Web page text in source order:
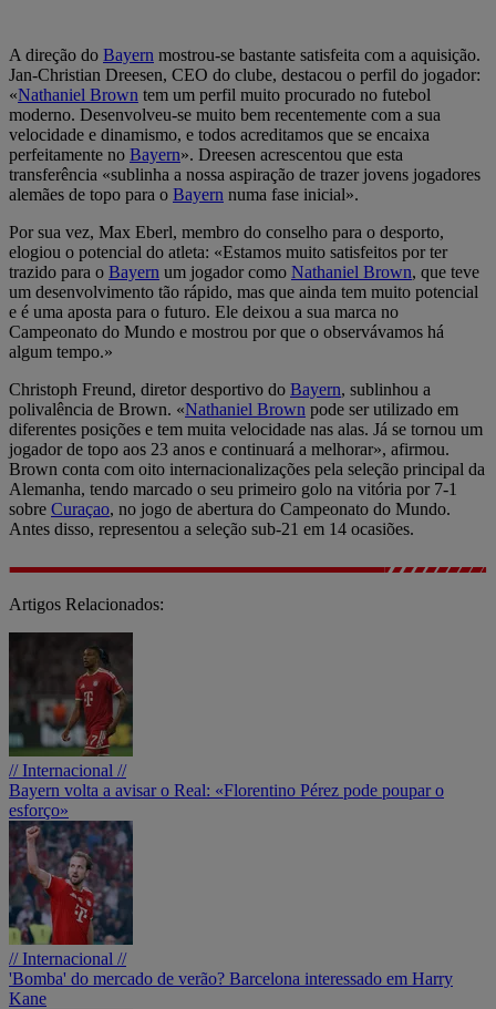
A direção do Bayern mostrou-se bastante satisfeita com a aquisição.
Jan-Christian Dreesen, CEO do clube, destacou o perfil do jogador:
«Nathaniel Brown tem um perfil muito procurado no futebol
moderno. Desenvolveu-se muito bem recentemente com a sua
velocidade e dinamismo, e todos acreditamos que se encaixa
perfeitamente no Bayern». Dreesen acrescentou que esta
transferência «sublinha a nossa aspiração de trazer jovens jogadores
alemães de topo para o Bayern numa fase inicial».
Por sua vez, Max Eberl, membro do conselho para o desporto,
elogiou o potencial do atleta: «Estamos muito satisfeitos por ter
trazido para o Bayern um jogador como Nathaniel Brown, que teve
um desenvolvimento tão rápido, mas que ainda tem muito potencial
e é uma aposta para o futuro. Ele deixou a sua marca no
Campeonato do Mundo e mostrou por que o observávamos há
algum tempo.»
Christoph Freund, diretor desportivo do Bayern, sublinhou a
polivalência de Brown. «Nathaniel Brown pode ser utilizado em
diferentes posições e tem muita velocidade nas alas. Já se tornou um
jogador de topo aos 23 anos e continuará a melhorar», afirmou.
Brown conta com oito internacionalizações pela seleção principal da
Alemanha, tendo marcado o seu primeiro golo na vitória por 7-1
sobre Curaçao, no jogo de abertura do Campeonato do Mundo.
Antes disso, representou a seleção sub-21 em 14 ocasiões.
Artigos Relacionados:
// Internacional //
Bayern volta a avisar o Real: «Florentino Pérez pode poupar o
esforço»
// Internacional //
'Bomba' do mercado de verão? Barcelona interessado em Harry
Kane